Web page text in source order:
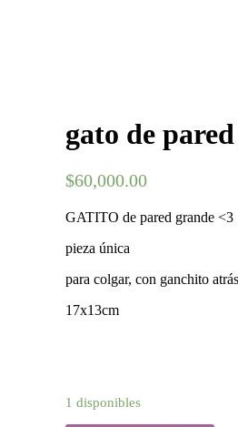
gato de
$60,000.00
GATITO de pared grande <3
pieza única
para colgar, con ganchito atrás
17x13cm
1 disponibles